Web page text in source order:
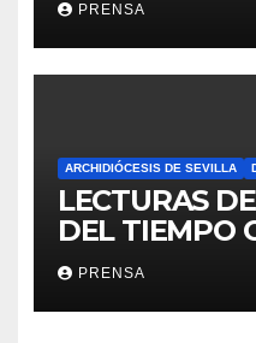
PRENSA
ARCHIDIÓCESIS DE SEVILLA
LECTURAS
DEL TIEMPO
PRENSA